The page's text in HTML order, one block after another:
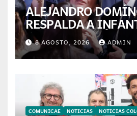
ALEJANDRO
RESPALDA A
CALI: «ES EL LÍDER
TRANSFORMACIÓN
FÚTBOL»
8 AGOSTO, 2026 ADMIN
COMUNICAE NOTICIAS NOTICIAS